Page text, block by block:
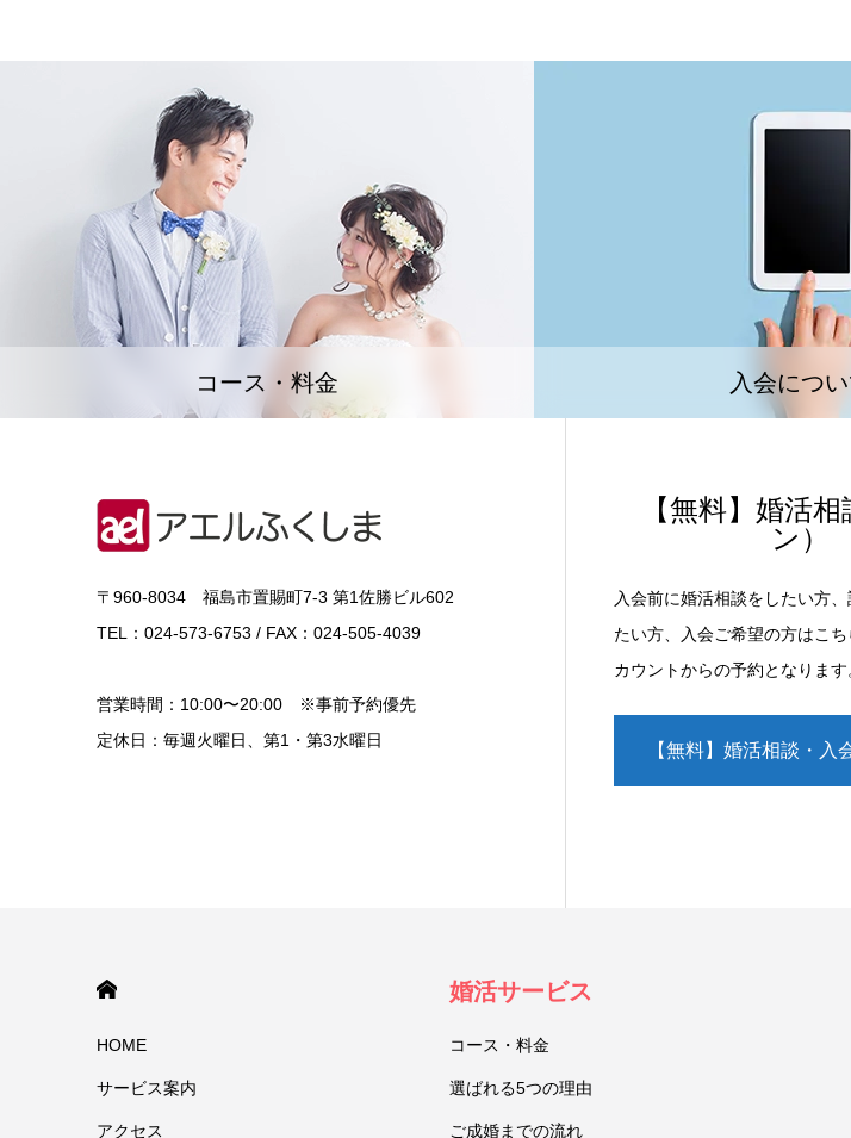
コース・料金 入会につ
〒960-8034 福島市置賜町7-3 第1佐勝ビル602
TEL：024-573-6753 / FAX：024-505-4039
営業時間：10:00〜20:00 ※事前予約優先
定休日：毎週火曜日、第1・第3水曜日
【無料】婚活
ン）
入会前に婚活相談をしたい方
たい方、入会ご希望の方はこ
カウントからの予約となります
【無料】婚活相談・入
HOME
サービス案内
アクセス
婚活サービス
コース・料金
選ばれる5つの理由
ご成婚までの流れ